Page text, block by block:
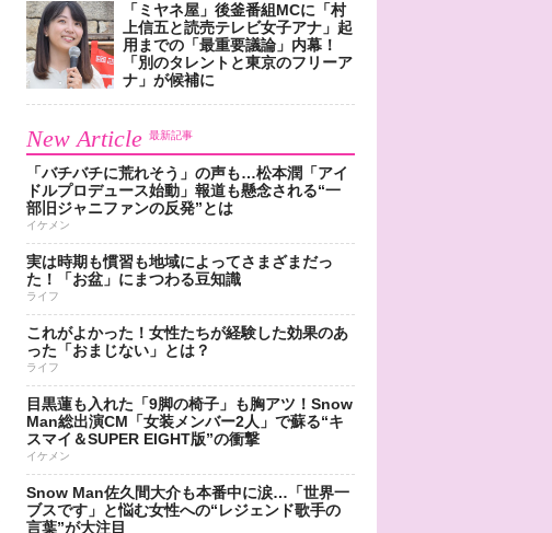
「ミヤネ屋」後釜番組MCに「村
上信五と読売テレビ女子アナ」起
用までの「最重要議論」内幕！
「別のタレントと東京のフリーア
ナ」が候補に
New Article 最新記事
「バチバチに荒れそう」の声も…松本潤「アイ
ドルプロデュース始動」報道も懸念される“一
部旧ジャニファンの反発”とは
イケメン
実は時期も慣習も地域によってさまざまだっ
た！「お盆」にまつわる豆知識
ライフ
これがよかった！女性たちが経験した効果のあ
った「おまじない」とは？
ライフ
目黒蓮も入れた「9脚の椅子」も胸アツ！Snow
Man総出演CM「女装メンバー2人」で蘇る“キ
スマイ＆SUPER EIGHT版”の衝撃
イケメン
Snow Man佐久間大介も本番中に涙…「世界一
ブスです」と悩む女性への“レジェンド歌手の
言葉”が大注目